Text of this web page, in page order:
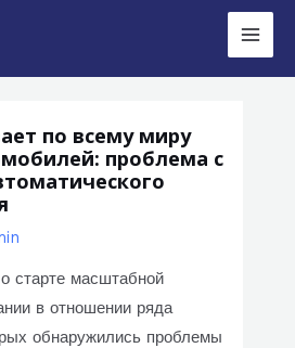
Main
по всему миру
проблема с
старте масштабной
в отношении ряда
обнаружились проблемы